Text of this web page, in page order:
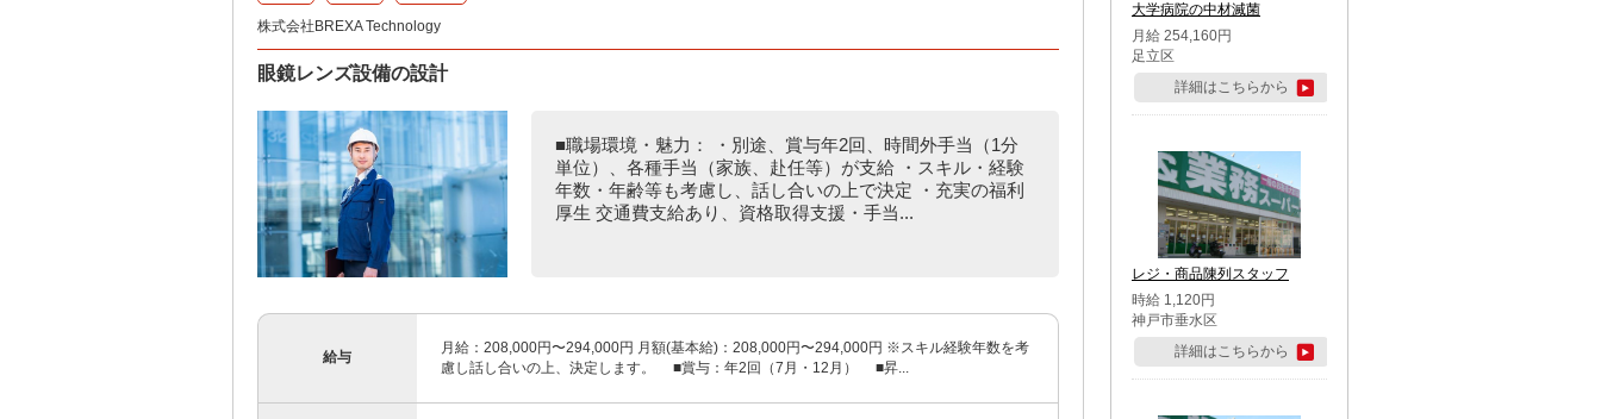
株式会社BREXA Technology
眼鏡レンズ設備の設計
■職場環境・魅力： ・別途、賞与年2回、時間外手当（1分
単位）、各種手当（家族、赴任等）が支給 ・スキル・経験
年数・年齢等も考慮し、話し合いの上で決定 ・充実の福利
厚生 交通費支給あり、資格取得支援・手当...
給与
月給：208,000円〜294,000円 月額(基本給)：208,000円〜294,000円 ※スキル経験年数を考
慮し話し合いの上、決定します。 ■賞与：年2回（7月・12月） ■昇...
大学病院の中材滅菌
月給 254,160円
足立区
詳細はこちらから
レジ・商品陳列スタッフ
時給 1,120円
神戸市垂水区
詳細はこちらから